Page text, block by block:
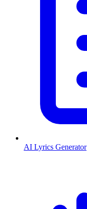
AI Lyrics Generator